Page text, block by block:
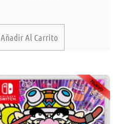
Añadir Al Carrito